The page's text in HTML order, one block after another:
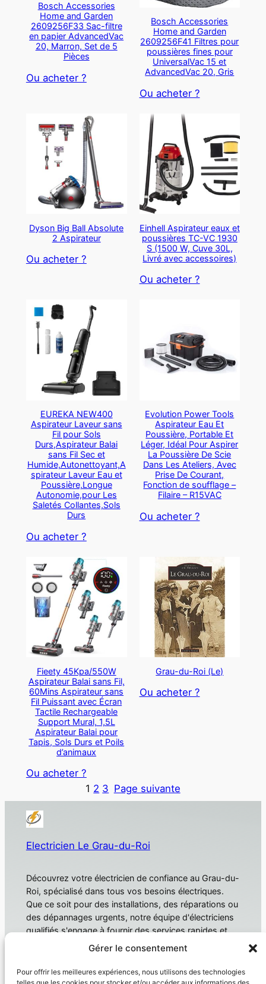
Gérer le consentement
Pour offrir les meilleures expériences, nous utilisons des technologies
Bosch Accessories
Home and Garden
2609256F33 Sac-filtre
en papier AdvancedVac
20, Marron, Set de 5
Pièces
Ou acheter ?
Bosch Accessories
Home and Garden
2609256F41 Filtres pour
poussières fines pour
UniversalVac 15 et
AdvancedVac 20, Gris
Ou acheter ?
Dyson Big Ball Absolute
2 Aspirateur
Ou acheter ?
Einhell Aspirateur eaux et
poussières TC-VC 1930
S (1500 W, Cuve 30L,
Livré avec accessoires)
Ou acheter ?
EUREKA NEW400
Aspirateur Laveur sans
Fil pour Sols
Durs,Aspirateur Balai
sans Fil Sec et
Humide,Autonettoyant,A
spirateur Laveur Eau et
Poussière,Longue
Autonomie,pour Les
Saletés Collantes,Sols
Durs
Ou acheter ?
Evolution Power Tools
Aspirateur Eau Et
Poussière, Portable Et
Léger, Idéal Pour Aspirer
La Poussière De Scie
Dans Les Ateliers, Avec
Prise De Courant,
Fonction de soufflage –
Filaire – R15VAC
Ou acheter ?
Fieety 45Kpa/550W
Aspirateur Balai sans Fil,
60Mins Aspirateur sans
Fil Puissant avec Écran
Tactile Rechargeable
Support Mural, 1,5L
Aspirateur Balai pour
Tapis, Sols Durs et Poils
d’animaux
Ou acheter ?
Grau-du-Roi (Le)
Ou acheter ?
1 2 3 Page suivante
Electricien Le Grau-du-Roi
Découvrez votre électricien de confiance au Grau-du-
Roi, spécialisé dans tous vos besoins électriques.
Que ce soit pour des installations, des réparations ou
des dépannages urgents, notre équipe d'électriciens
qualifiés s'engage à fournir des services rapides et
fiables. Électricien Le Grau-du-Roi
À propos Confidentialité